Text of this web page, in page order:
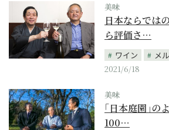
美味
日本ならでは
ら評価さ…
ワイン
メ
2021/6/18
美味
｢日本庭園｣の
100…